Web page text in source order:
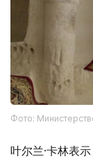
Фото:
叶尔兰·卡林表